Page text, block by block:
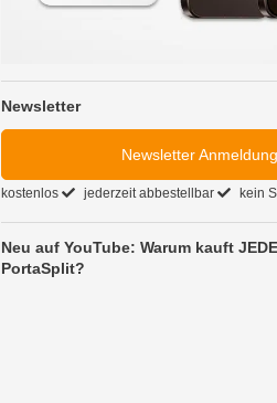
Newsletter
Newsletter Anmeldung
kostenlos jederzeit abbestellbar kein
Neu auf YouTube: Warum kauft
PortaSplit?